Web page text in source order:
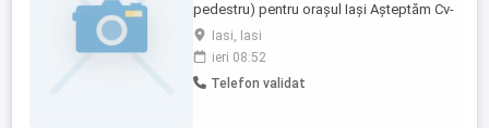
pedestru) pentru orașul Iași Așteptăm Cv-
uri cu răspuns la mesaj sau fizic la sediul
nostru din Bd Stefan cel Mare 8 ( Galeriile
de Artă Stefan cel Mare)
Iasi, Iasi
ieri 08:52
Telefon validat